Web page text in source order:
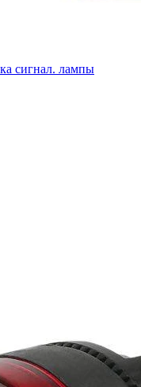
сигнал. лампы